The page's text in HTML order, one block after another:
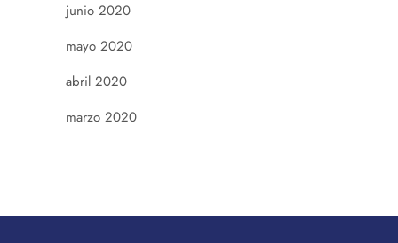
junio 2020
mayo 2020
abril 2020
marzo 2020